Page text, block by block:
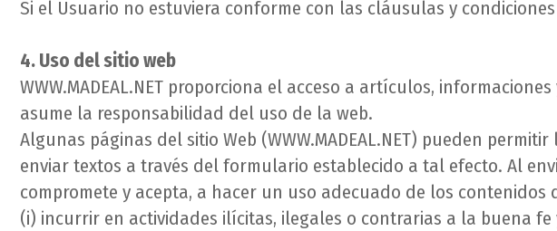
Si el Usuario no estuviera conforme con las cláusulas y
4. Uso del sitio web
WWW.MADEAL.NET proporciona el acceso a artículos,
asume la responsabilidad del uso de la web.
Algunas páginas del sitio Web (WWW.MADEAL.NET) pueden
enviar textos a través del formulario establecido a tal efecto. Al
compromete y acepta, a hacer un uso adecuado de los contenidos
(i) incurrir en actividades ilícitas, ilegales o contrarias a la buena